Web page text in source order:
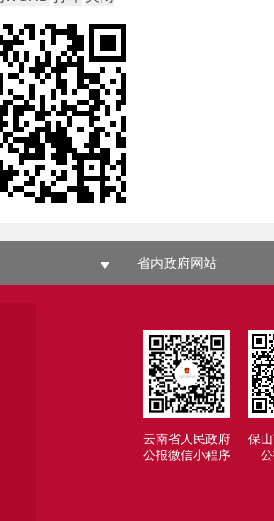
省内政府网站
云南省人民政府
公报微信小程序
保